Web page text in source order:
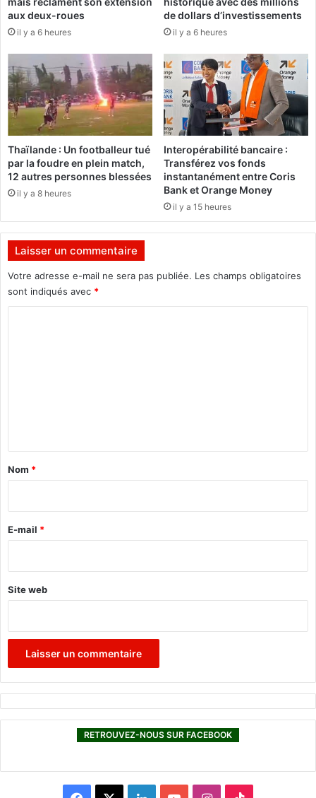
a
r
t
c
i
p
a
o
n
v
e
t
d
e
s
F
D
S
d
e
l
d
e
s
e
n
n
i
r
s
aux deux-roues
il y a 6 heures
de dollars d’investissements
il y a 6 heures
Thaïlande : Un footballeur tué
par la foudre en plein match,
12 autres personnes blessées
il y a 8 heures
Interopérabilité bancaire :
Transférez vos fonds
instantanément entre Coris
Bank et Orange Money
il y a 15 heures
Laisser un commentaire
Votre adresse e-mail ne sera pas publiée. Les champs obligatoires
sont indiqués avec *
a
e
Nom *
E-mail *
Site web
RETROUVEZ-NOUS SUR FACEBOOK